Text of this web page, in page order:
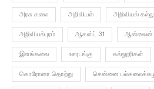
அரசு கலை அறிவியல் அறிவியல்
அறிவியல்புரம் ஆகஸ்ட் 31 ஆன்லைன்
இளங்கலை ஊரடங்கு கல்லூரிகள்
கொரோனா தொற்று சென்னை